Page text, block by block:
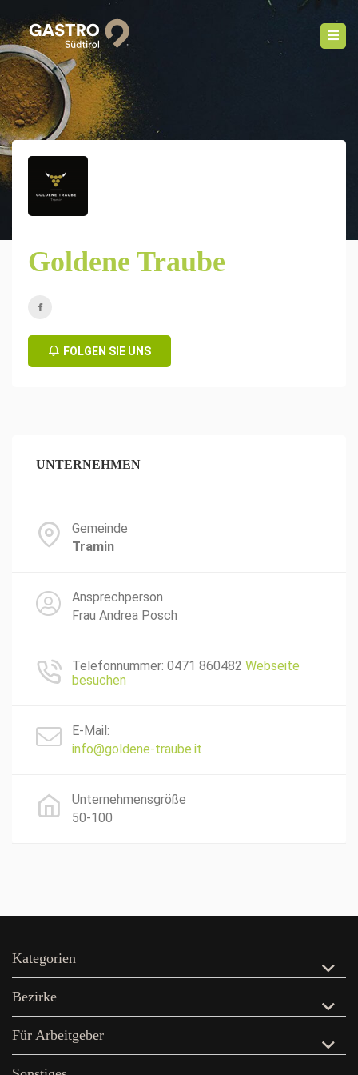
Goldene Traube
FOLGEN SIE UNS
UNTERNEHMEN
Gemeinde
Tramin
Ansprechperson
Frau Andrea Posch
Telefonnummer: 0471 860482 Webseite
besuchen
E-Mail:
info@goldene-traube.it
Unternehmensgröße
50-100
Kategorien
Bezirke
Für Arbeitgeber